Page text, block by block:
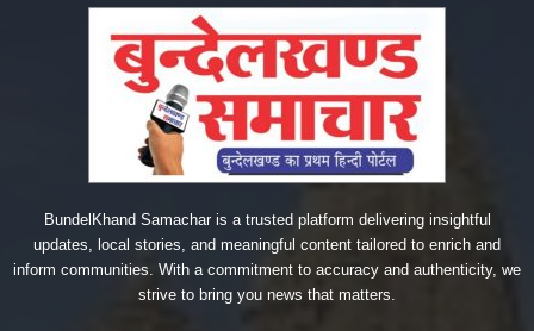
BundelKhand Samachar is a trusted platform delivering insightful
updates, local stories, and meaningful content tailored to enrich and
inform communities. With a commitment to accuracy and authenticity, we
strive to bring you news that matters.